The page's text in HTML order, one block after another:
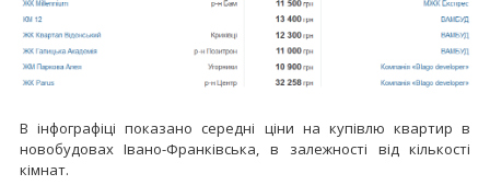
В інфографіці показано середні ціни на купівлю квартир в
новобудовах Івано-Франківська, в залежності від кількості
кімнат.